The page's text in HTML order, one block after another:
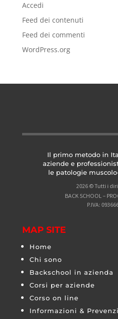
Accedi
Feed dei contenuti
Feed dei commenti
WordPress.org
Il primo metodo in
aziende e
le patologie
2026 © Tutti i
BACK SCHOOL –
P.IVA:
MAP SITE
Home
Chi sono
Backschool in azienda
Corsi per aziende
Corso on line
Informazioni &